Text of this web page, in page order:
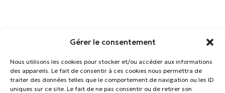
Gérer le consentement
Nous utilisons les cookies pour stocker et/ou accéder aux informations
des appareils. Le fait de consentir à ces cookies nous permettra de
traiter des données telles que le comportement de navigation ou les ID
uniques sur ce site. Le fait de ne pas consentir ou de retirer son